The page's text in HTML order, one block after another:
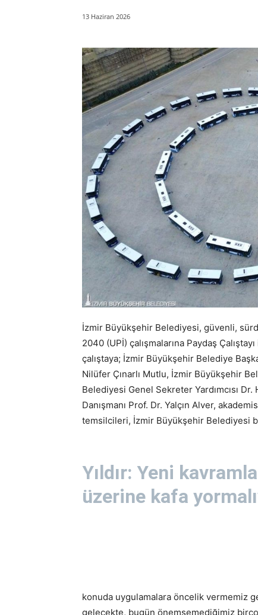
13 Haziran 2026
İzmir Büyükşehir Belediyesi, güvenli,
2040 (UPİ) çalışmalarına Paydaş
çalıştaya; İzmir Büyükşehir Belediye
Nilüfer Çınarlı Mutlu, İzmir Büyükşehir
Belediyesi Genel Sekreter Yardımcısı
Danışmanı Prof. Dr. Yalçın Alver,
temsilcileri, İzmir Büyükşehir Belediyesi
Yıldır: Yeni
üzerine kafa
konuda uygulamalara öncelik vermemiz
gelecekte, bugün önemsemediğimiz